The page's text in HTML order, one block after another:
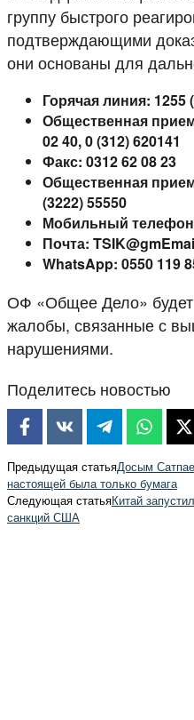
группу быстрого
подтверждающими
они основаны для
Горячая линия:
Общественная
02 40, 0 (312) 620141
Факс: 0312 62 08 23
Общественная
(3222) 55550
Мобильный телефон:
Почта:
WhatsApp: 0550 119
ОФ «Общее Дело» будет
жалобы, связанные с
нарушениями.
Поделитесь новостью
Предыдущая статьяДосым
настоящей была только бумага
Следующая статьяКитай
санкций США